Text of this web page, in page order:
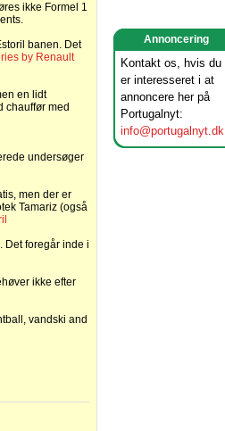
Annoncering
Kontakt os, hvis du
er interesseret i at
annoncere her på
Portugalnyt:
info@portugalnyt.dk
ikke Formel 1
banen. Det
by Renault
en lidt
chauffør med
undersøger
men der er
Tamariz (også
Det foregår inde i
ikke efter
vandski and